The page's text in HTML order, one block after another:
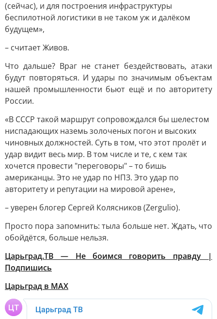
(сейчас), и для построения инфраструктуры
беспилотной логистики в не таком уж и далёком
будущем»,
– считает Живов.
Что дальше? Враг не станет бездействовать, атаки
будут повторяться. И удары по значимым объектам
нашей промышленности бьют ещё и по авторитету
России.
«В СССР такой маршрут сопровождался бы шелестом
ниспадающих наземь золоченых погон и высоких
чиновных должностей. Суть в том, что этот пролёт и
удар видит весь мир. В том числе и те, с кем так
хочется провести "переговоры" – то бишь
американцы. Это не удар по НПЗ. Это удар по
авторитету и репутации на мировой арене»,
– уверен блогер Сергей Колясников (Zergulio).
Просто пора запомнить: тыла больше нет. Ждать, что
обойдётся, больше нельзя.
Царьград.ТВ — Не боимся говорить правду |
Подпишись
Царьград в МАХ